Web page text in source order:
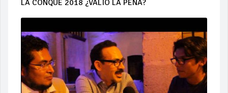
LA CONQUE 2018 ¿VALIÓ LA PENA?